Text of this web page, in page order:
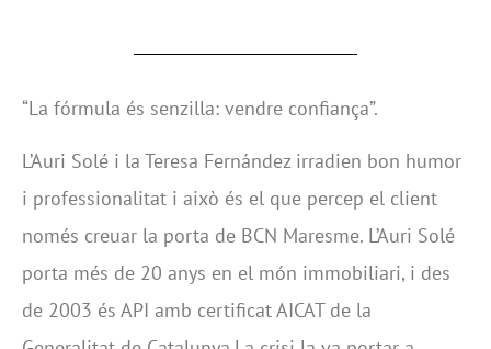
“La fórmula és senzilla: vendre confiança”.
L’Auri Solé i la Teresa Fernández irradien bon humor
i professionalitat i això és el que percep el client
només creuar la porta de BCN Maresme. L’Auri Solé
porta més de 20 anys en el món immobiliari, i des
de 2003 és API amb certificat AICAT de la